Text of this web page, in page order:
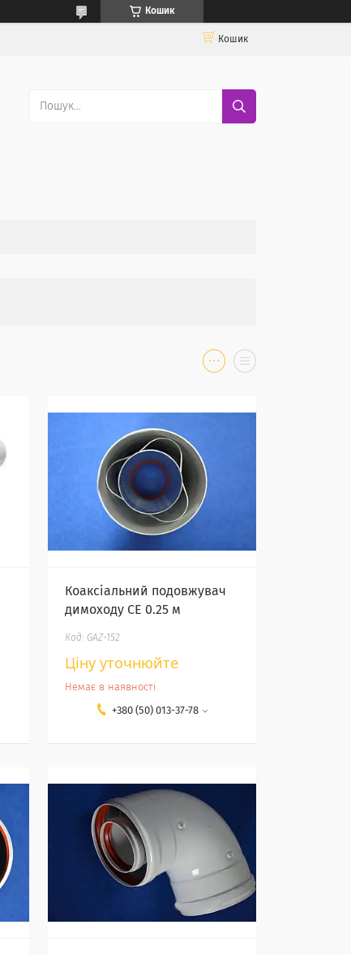
Кошик
Кошик
Коаксіальний подовжувач
димоходу СЕ 0.25 м
GAZ-152
Ціну уточнюйте
Немає в наявності
+380 (50) 013-37-78